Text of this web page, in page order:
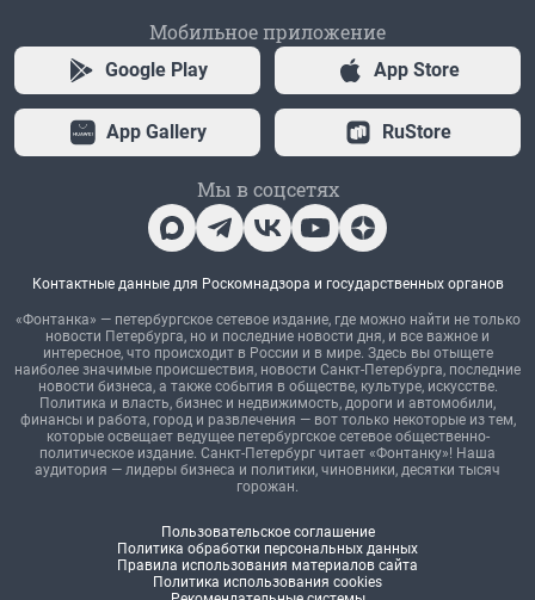
Мобильное приложение
Google Play App Store
App Gallery RuStore
Мы в соцсетях
Контактные данные для Роскомнадзора и государственных органов
«Фонтанка» — петербургское сетевое издание, где можно найти не только
новости Петербурга, но и последние новости дня, и все важное и
интересное, что происходит в России и в мире. Здесь вы отыщете
наиболее значимые происшествия, новости Санкт-Петербурга, последние
новости бизнеса, а также события в обществе, культуре, искусстве.
Политика и власть, бизнес и недвижимость, дороги и автомобили,
финансы и работа, город и развлечения — вот только некоторые из тем,
которые освещает ведущее петербургское сетевое общественно-
политическое издание. Санкт-Петербург читает «Фонтанку»! Наша
аудитория — лидеры бизнеса и политики, чиновники, десятки тысяч
горожан.
Пользовательское соглашение
Политика обработки персональных данных
Правила использования материалов сайта
Политика использования cookies